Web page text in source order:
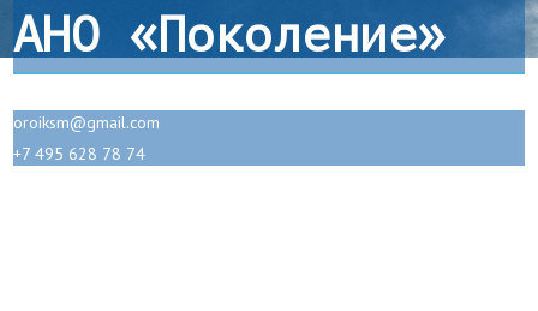
АНО «Поколение»
oroiksm@gmail.com
+7 495 628 78 74